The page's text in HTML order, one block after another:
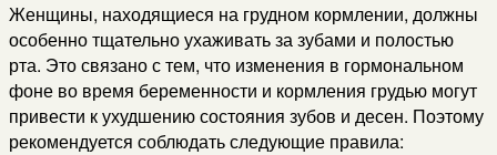
Женщины, находящиеся на грудном кормлении, должны
особенно тщательно ухаживать за зубами и полостью
рта. Это связано с тем, что изменения в гормональном
фоне во время беременности и кормления грудью могут
привести к ухудшению состояния зубов и десен. Поэтому
рекомендуется соблюдать следующие правила: